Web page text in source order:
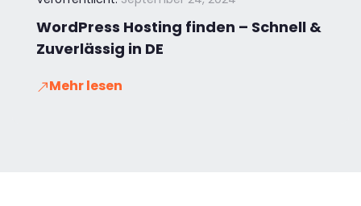
WordPress Hosting finden – Schnell &
Zuverlässig in DE
Mehr lesen